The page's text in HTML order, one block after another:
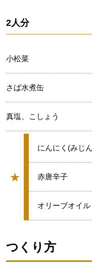
2人分
小松菜
さば水煮缶
真塩、こしょう
★
グループ
★
にんにく(みじ
★
赤唐辛子
★
オリーブオイル
つくり方